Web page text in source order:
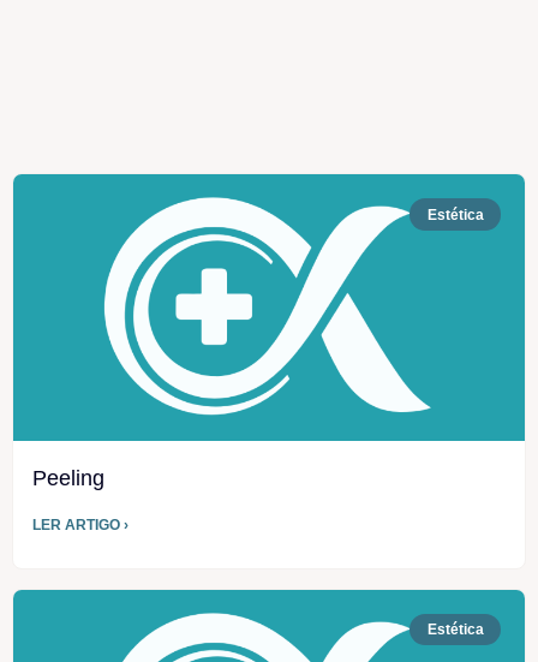
Estética
Peeling
LER ARTIGO ›
Estética